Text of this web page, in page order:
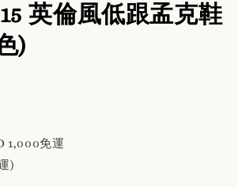
英倫風低跟孟克鞋
)
1,000免運
)